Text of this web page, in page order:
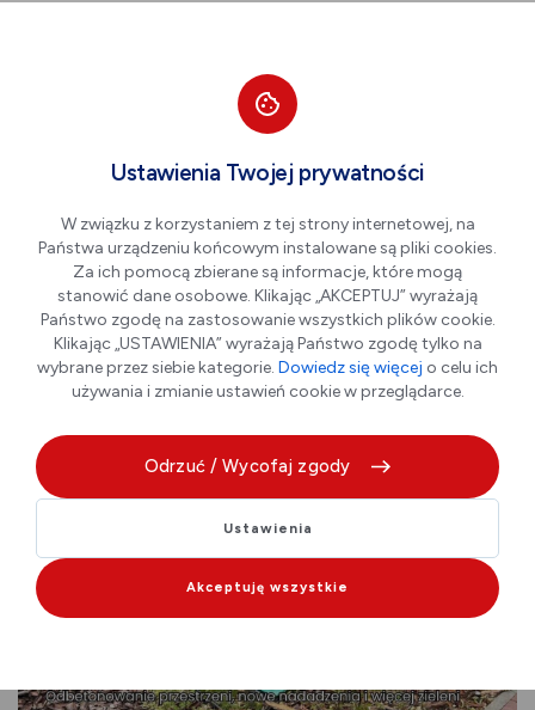
Zielona przestrzeń przu
Przedszkolu nr 3 w Płońsku
jest już gotowa
Ustawienia Twojej prywatności
W związku z korzystaniem z tej strony internetowej, na
Państwa urządzeniu końcowym instalowane są pliki cookies.
Za ich pomocą zbierane są informacje, które mogą
stanowić dane osobowe. Klikając „AKCEPTUJ” wyrażają
Państwo zgodę na zastosowanie wszystkich plików cookie.
Klikając „USTAWIENIA” wyrażają Państwo zgodę tylko na
wybrane przez siebie kategorie. Dowiedz się więcej o celu ich
używania i zmianie ustawień cookie w przeglądarce.
Odrzuć / Wycofaj zgody
Ustawienia
Akceptuję wszystkie